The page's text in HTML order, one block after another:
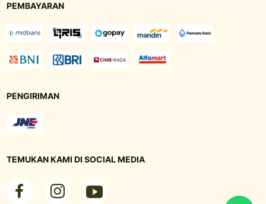
PEMBAYARAN
PENGIRIMAN
TEMUKAN KAMI DI SOCIAL MEDIA